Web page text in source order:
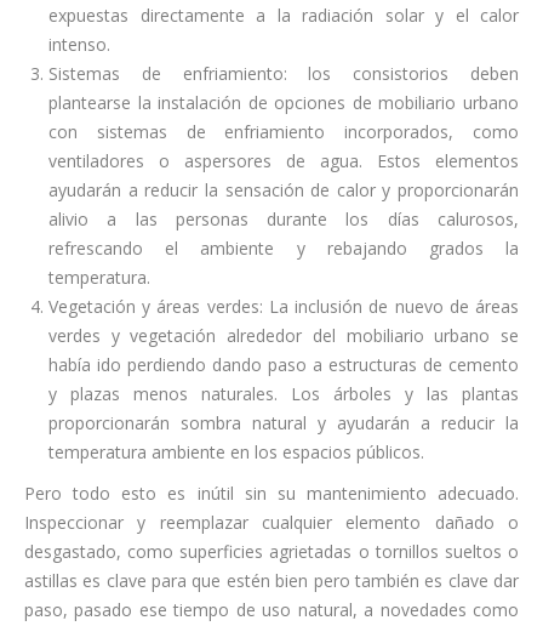
expuestas directamente a la radiación solar y el calor
intenso.
Sistemas de enfriamiento: los consistorios deben
plantearse la instalación de opciones de mobiliario urbano
con sistemas de enfriamiento incorporados, como
ventiladores o aspersores de agua. Estos elementos
ayudarán a reducir la sensación de calor y proporcionarán
alivio a las personas durante los días calurosos,
refrescando el ambiente y rebajando grados la
temperatura.
Vegetación y áreas verdes: La inclusión de nuevo de áreas
verdes y vegetación alrededor del mobiliario urbano se
había ido perdiendo dando paso a estructuras de cemento
y plazas menos naturales. Los árboles y las plantas
proporcionarán sombra natural y ayudarán a reducir la
temperatura ambiente en los espacios públicos.
Pero todo esto es inútil sin su mantenimiento adecuado.
Inspeccionar y reemplazar cualquier elemento dañado o
desgastado, como superficies agrietadas o tornillos sueltos o
astillas es clave para que estén bien pero también es clave dar
paso, pasado ese tiempo de uso natural, a novedades como